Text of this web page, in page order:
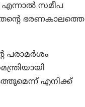
എന്നാൽ സമീപ
ഭരണകാലത്തെ
പരാമർശം
എനിക്ക്